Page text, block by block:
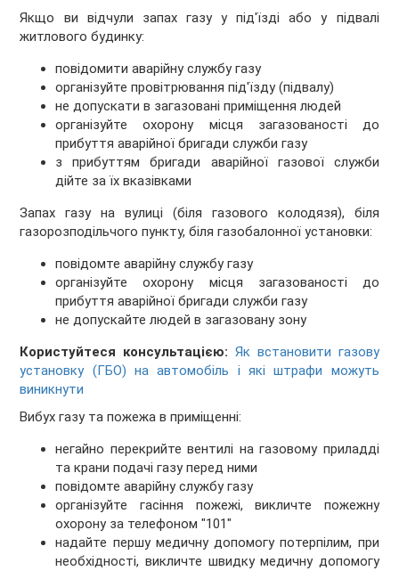
Якщо ви відчули запах газу у під'їзді або у підвалі
житлового будинку:
повідомити аварійну службу газу
організуйте провітрювання під'їзду (підвалу)
не допускати в загазовані приміщення людей
організуйте охорону місця загазованості до
прибуття аварійної бригади служби газу
з прибуттям бригади аварійної газової служби
дійте за їх вказівками
Запах газу на вулиці (біля газового колодязя), біля
газорозподільчого пункту, біля газобалонної установки:
повідомте аварійну службу газу
організуйте охорону місця загазованості до
прибуття аварійної бригади служби газу
не допускайте людей в загазовану зону
Користуйтеся консультацією: Як встановити газову
установку (ГБО) на автомобіль і які штрафи можуть
виникнути
Вибух газу та пожежа в приміщенні:
негайно перекрийте вентилі на газовому приладді
та крани подачі газу перед ними
повідомте аварійну службу газу
організуйте гасіння пожежі, викличте пожежну
охорону за телефоном "101"
надайте першу медичну допомогу потерпілим, при
необхідності, викличте швидку медичну допомогу